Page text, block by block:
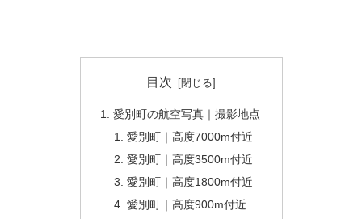
目次
愛別町の航空写真｜撮影地点
愛別町｜高度7000m付近
愛別町｜高度3500m付近
愛別町｜高度1800m付近
愛別町｜高度900m付近